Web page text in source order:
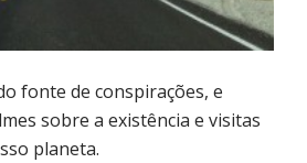
fonte de conspirações, e
sobre a existência e visitas
planeta.